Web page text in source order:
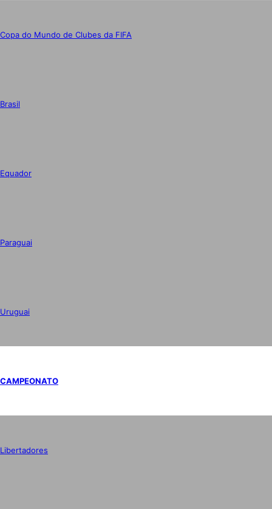
Copa do Mundo de Clubes da FIFA
Brasil
Equador
Paraguai
Uruguai
CAMPEONATO
Libertadores